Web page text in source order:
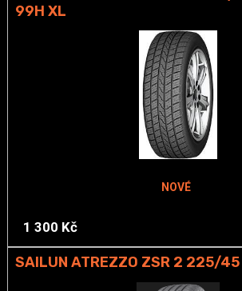
99H XL
NOVÉ
1 300 Kč
SAILUN ATREZZO ZSR 2 225/45